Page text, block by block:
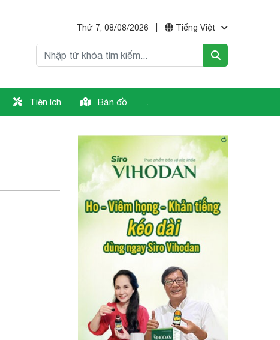
Thứ 7, 08/08/2026 Tiếng Việt
Tiện ích Bản đồ .